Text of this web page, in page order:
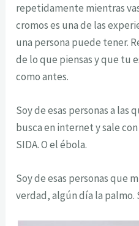
repetidamente mientras
cromos es una de las
una persona puede tener.
de lo que piensas y que tu
como antes.
Soy de esas personas a las
busca en internet y sale
SIDA. O el ébola.
Soy de esas personas que
verdad, algún día la